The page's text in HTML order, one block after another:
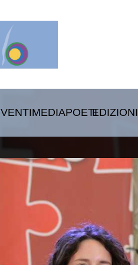
MEDIAPOETIEDIZIONI